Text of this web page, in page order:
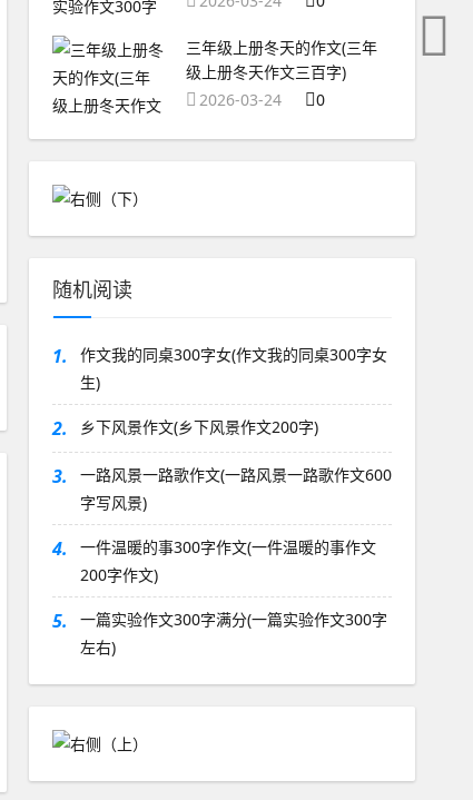
三年级上册冬天的作文(三年
级上册冬天作文三百字)
2026-03-24
0
随机阅读
1.
作文我的同桌300字女(作文我的同桌300字女
生)
2. 乡下风景作文(乡下风景作文200字)
3.
一路风景一路歌作文(一路风景一路歌作文600
字写风景)
4.
一件温暖的事300字作文(一件温暖的事作文
200字作文)
5.
一篇实验作文300字满分(一篇实验作文300字
左右)